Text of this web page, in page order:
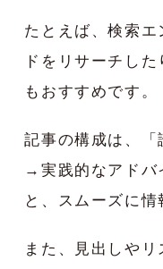
たとえば、検索
ドをリサーチし
もおすすめです。
記事の構成は、
→実践的なアドバ
と、スムーズに情
また、見出しや